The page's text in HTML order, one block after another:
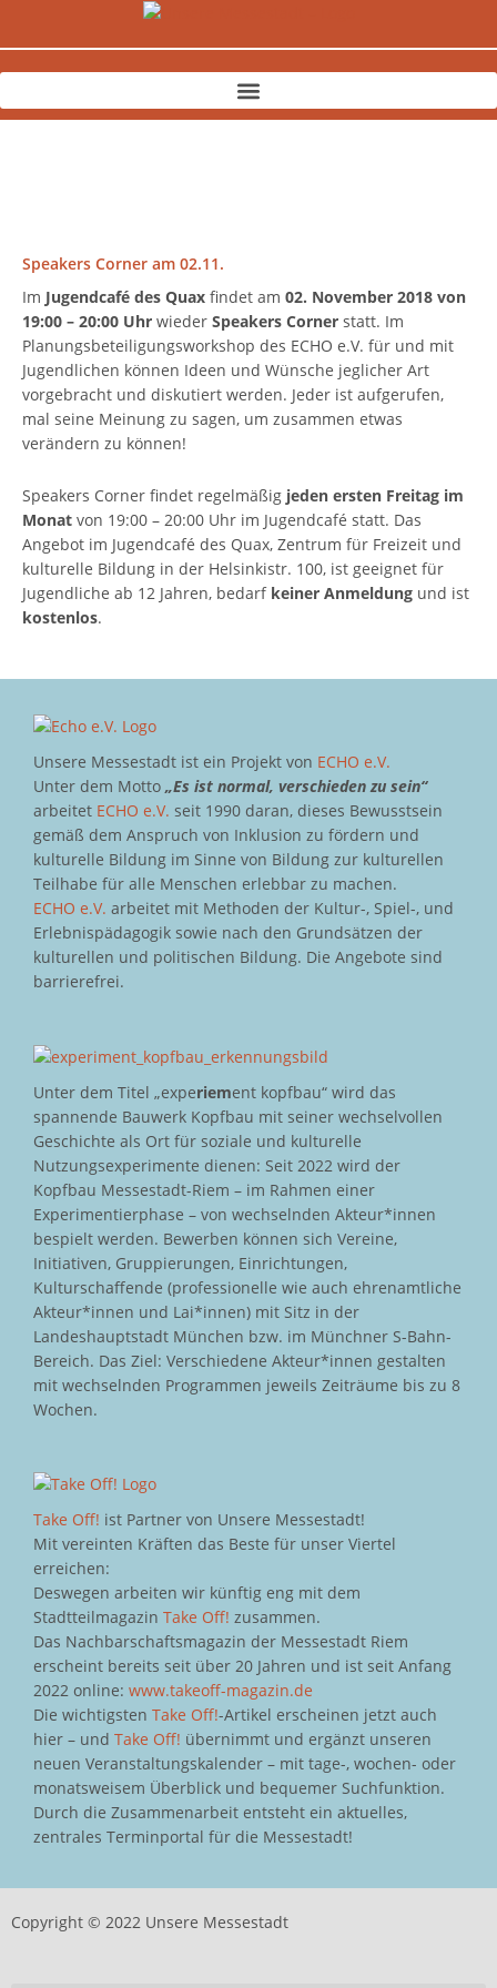
Speakers Corner am 02.11.
Im Jugendcafé des Quax findet am 02. November 2018 von
19:00 – 20:00 Uhr wieder Speakers Corner statt. Im
Planungsbeteiligungsworkshop des ECHO e.V. für und mit
Jugendlichen können Ideen und Wünsche jeglicher Art
vorgebracht und diskutiert werden. Jeder ist aufgerufen,
mal seine Meinung zu sagen, um zusammen etwas
verändern zu können!
Speakers Corner findet regelmäßig jeden ersten Freitag im
Monat von 19:00 – 20:00 Uhr im Jugendcafé statt. Das
Angebot im Jugendcafé des Quax, Zentrum für Freizeit und
kulturelle Bildung in der Helsinkistr. 100, ist geeignet für
Jugendliche ab 12 Jahren, bedarf keiner Anmeldung und ist
kostenlos.
Unsere Messestadt ist ein Projekt von ECHO e.V.
Unter dem Motto „Es ist normal, verschieden zu sein“
arbeitet ECHO e.V. seit 1990 daran, dieses Bewusstsein
gemäß dem Anspruch von Inklusion zu fördern und
kulturelle Bildung im Sinne von Bildung zur kulturellen
Teilhabe für alle Menschen erlebbar zu machen.
ECHO e.V. arbeitet mit Methoden der Kultur-, Spiel-, und
Erlebnispädagogik sowie nach den Grundsätzen der
kulturellen und politischen Bildung. Die Angebote sind
barrierefrei.
Unter dem Titel „experiement kopfbau“ wird das
spannende Bauwerk Kopfbau mit seiner wechselvollen
Geschichte als Ort für soziale und kulturelle
Nutzungsexperimente dienen: Seit 2022 wird der
Kopfbau Messestadt-Riem – im Rahmen einer
Experimentierphase – von wechselnden Akteur*innen
bespielt werden. Bewerben können sich Vereine,
Initiativen, Gruppierungen, Einrichtungen,
Kulturschaffende (professionelle wie auch ehrenamtliche
Akteur*innen und Lai*innen) mit Sitz in der
Landeshauptstadt München bzw. im Münchner S-Bahn-
Bereich. Das Ziel: Verschiedene Akteur*innen gestalten
mit wechselnden Programmen jeweils Zeiträume bis zu 8
Wochen.
Take Off! ist Partner von Unsere Messestadt!
Mit vereinten Kräften das Beste für unser Viertel
erreichen:
Deswegen arbeiten wir künftig eng mit dem
Stadtteilmagazin Take Off! zusammen.
Das Nachbarschaftsmagazin der Messestadt Riem
erscheint bereits seit über 20 Jahren und ist seit Anfang
2022 online: www.takeoff-magazin.de
Die wichtigsten Take Off!-Artikel erscheinen jetzt auch
hier – und Take Off! übernimmt und ergänzt unseren
neuen Veranstaltungskalender – mit tage-, wochen- oder
monatsweisem Überblick und bequemer Suchfunktion.
Durch die Zusammenarbeit entsteht ein aktuelles,
zentrales Terminportal für die Messestadt!
Copyright © 2022 Unsere Messestadt